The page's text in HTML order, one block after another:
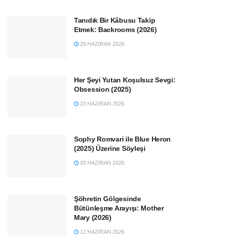
Tanıdık Bir Kâbusu Takip
Etmek: Backrooms (2026)
29 HAZIRAN 2026
Her Şeyi Yutan Koşulsuz Sevgi:
Obsession (2025)
23 HAZIRAN 2026
Sophy Romvari ile Blue Heron
(2025) Üzerine Söyleşi
20 HAZIRAN 2026
Şöhretin Gölgesinde
Bütünleşme Arayışı: Mother
Mary (2026)
12 HAZIRAN 2026